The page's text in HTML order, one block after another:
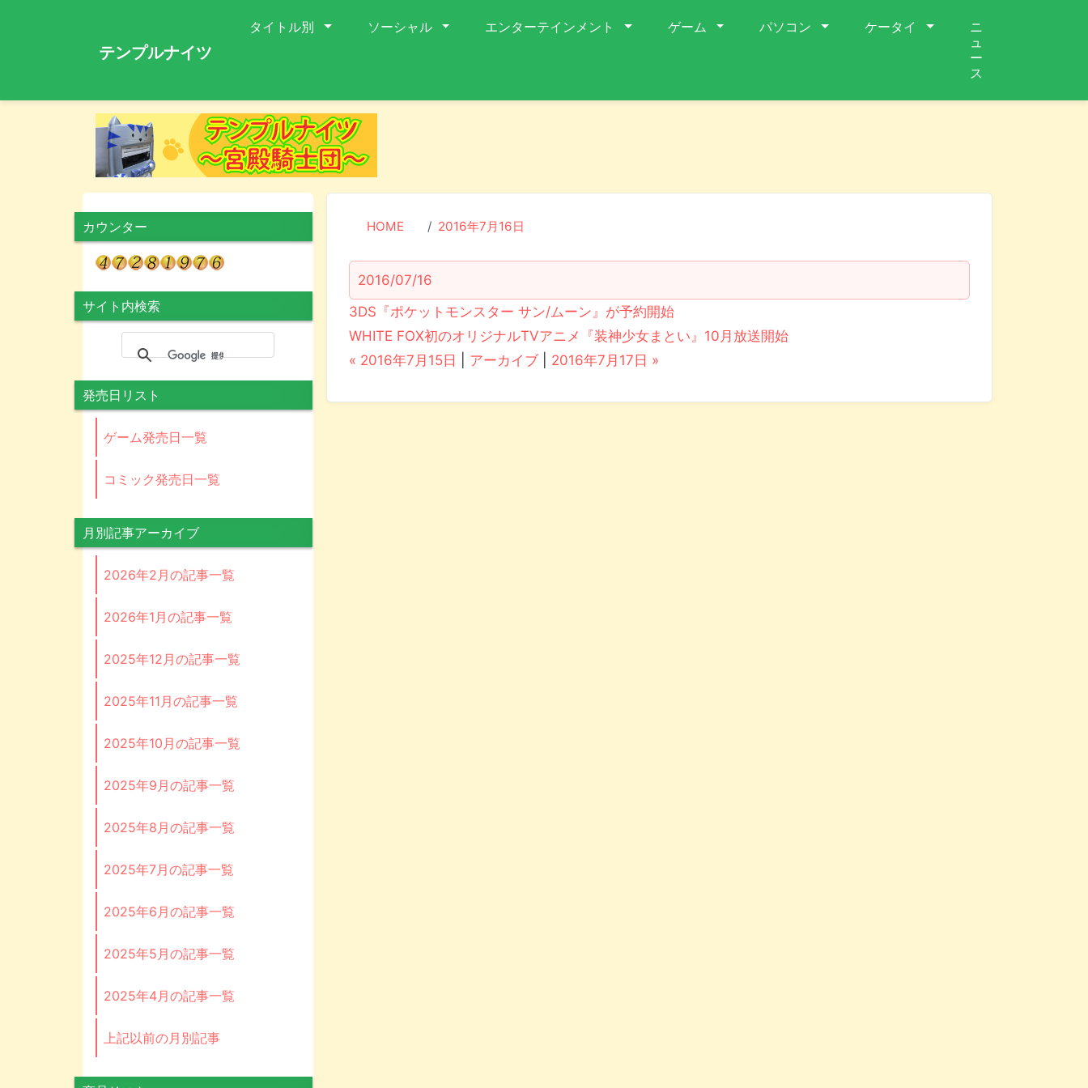
テンプルナイツ
タイトル別 ソーシャル エンターテインメント ゲーム パソコン ケータイ
ニ
ュ
ー
ス
HOME 2016年7月16日
2016/07/16
3DS『ポケットモンスター サン/ムーン』が予約開始
WHITE FOX初のオリジナルTVアニメ『装神少女まとい』10月放送開始
« 2016年7月15日
アーカイブ 2016年7月17日 »
カウンター
サイト内検索
発売日リスト
ゲーム発売日一覧
コミック発売日一覧
月別記事アーカイブ
2026年2月の記事一覧
2026年1月の記事一覧
2025年12月の記事一覧
2025年11月の記事一覧
2025年10月の記事一覧
2025年9月の記事一覧
2025年8月の記事一覧
2025年7月の記事一覧
2025年6月の記事一覧
2025年5月の記事一覧
2025年4月の記事一覧
上記以前の月別記事